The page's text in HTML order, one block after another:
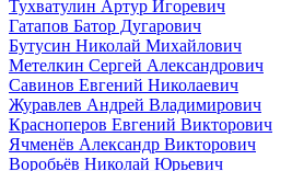
Тухватулин Артур Игоревич
Гатапов Батор Дугарович
Бутусин Николай Михайлович
Метелкин Сергей Александрович
Савинов Евгений Николаевич
Журавлев Андрей Владимирович
Красноперов Евгений Викторович
Ячменёв Александр Викторович
Воробьёв Николай Юрьевич